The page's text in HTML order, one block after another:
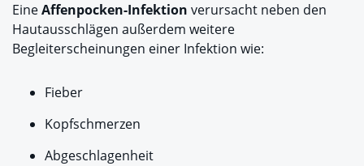
EineAffenpocken-Infektion verursacht neben den
Hautausschlägen außerdem weitere
Begleiterscheinungen einer Infektion wie:
Fieber
Kopfschmerzen
Abgeschlagenheit